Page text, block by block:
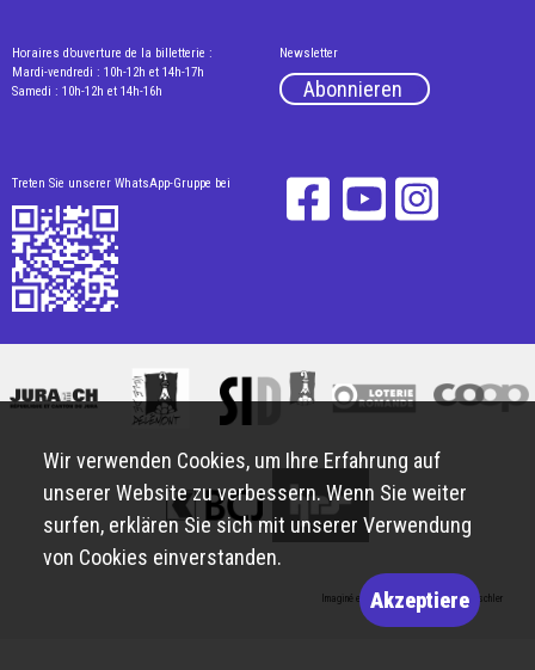
Horaires d’ouverture de la billetterie :
Mardi-vendredi : 10h-12h et 14h-17h
Samedi : 10h-12h et 14h-16h
Newsletter
Abonnieren
Treten Sie unserer WhatsApp-Gruppe bei
Imaginé et conçu par Giorgianni & Moeschler
Wir verwenden Cookies, um Ihre Erfahrung auf
unserer Website zu verbessern. Wenn Sie weiter
surfen, erklären Sie sich mit unserer Verwendung
von Cookies einverstanden.
Akzeptiere